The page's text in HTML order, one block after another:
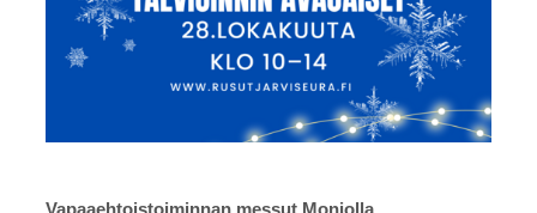
Vapaaehtoistoiminnan messut Moniolla